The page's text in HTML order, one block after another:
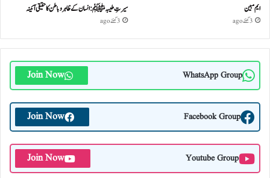
ایم مبین
3 گھنٹے ago
سیرتِ طیبہﷺ: انسان کے ظاہر و باطن کا حقیقی آئینہ
3 گھنٹے ago
WhatsApp Group
Join Now
Facebook Group
Join Now
Youtube Group
Join Now